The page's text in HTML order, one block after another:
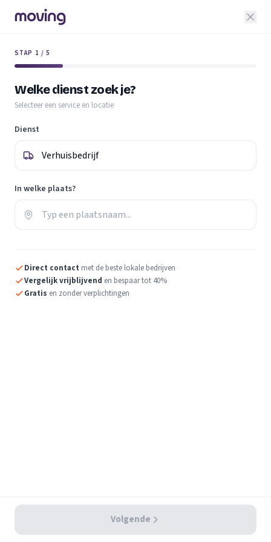
STAP 1 / 5
Welke dienst zoek je?
Selecteer een service en locatie
Dienst
In welke plaats?
Volgende
Direct contact met de beste lokale bedrijven
Vergelijk vrijblijvend en bespaar tot 40%
Gratis en zonder verplichtingen